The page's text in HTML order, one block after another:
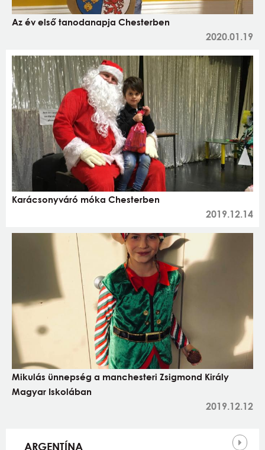
Az év első tanodanapja Chesterben
2020.01.19
Karácsonyváró móka Chesterben
2019.12.14
Mikulás ünnepség a manchesteri Zsigmond Király
Magyar Iskolában
2019.12.12
Országok
ARGENTÍNA